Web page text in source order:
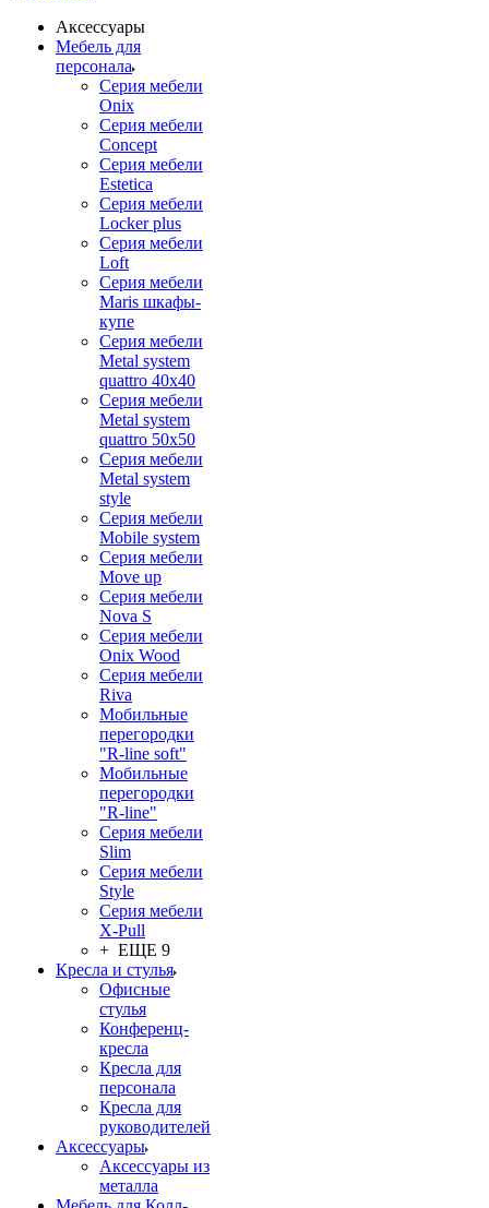
Аксессуары
Мебель для
персонала
Серия мебели
Onix
Серия мебели
Concept
Серия мебели
Estetica
Серия мебели
Locker plus
Серия мебели
Loft
Серия мебели
Maris шкафы-
купе
Серия мебели
Metal system
quattro 40x40
Серия мебели
Metal system
quattro 50x50
Серия мебели
Metal system
style
Серия мебели
Mobile system
Серия мебели
Move up
Серия мебели
Nova S
Серия мебели
Onix Wood
Серия мебели
Riva
Мобильные
перегородки
"R-line soft"
Мобильные
перегородки
"R-line"
Серия мебели
Slim
Серия мебели
Style
Серия мебели
X-Pull
+ ЕЩЕ 9
Кресла и стулья
Офисные
стулья
Конференц-
кресла
Кресла для
персонала
Кресла для
руководителей
Аксессуары
Аксессуары из
металла